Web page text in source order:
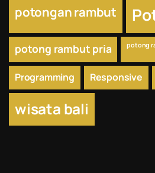
potongan rambut
potong rambut pria potong
Programming Responsive
wisata bali